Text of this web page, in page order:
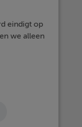
eindigt op
we alleen